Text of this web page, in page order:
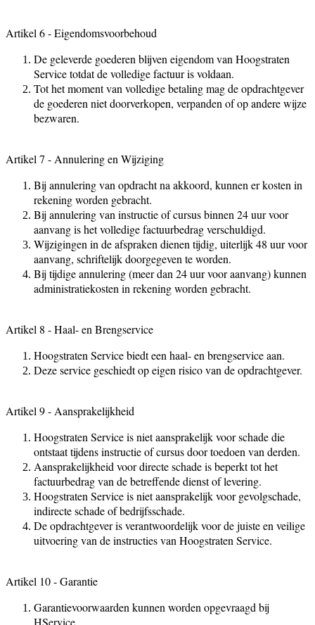
Artikel 6 - Eigendomsvoorbehoud
De geleverde goederen blijven eigendom van Hoogstraten
Service totdat de volledige factuur is voldaan.
Tot het moment van volledige betaling mag de opdrachtgever
de goederen niet doorverkopen, verpanden of op andere wijze
bezwaren.
Artikel 7 - Annulering en Wijziging
Bij annulering van opdracht na akkoord, kunnen er kosten in
rekening worden gebracht.
Bij annulering van instructie of cursus binnen 24 uur voor
aanvang is het volledige factuurbedrag verschuldigd.
Wijzigingen in de afspraken dienen tijdig, uiterlijk 48 uur voor
aanvang, schriftelijk doorgegeven te worden.
Bij tijdige annulering (meer dan 24 uur voor aanvang) kunnen
administratiekosten in rekening worden gebracht.
Artikel 8 - Haal- en Brengservice
Hoogstraten Service biedt een haal- en brengservice aan.
Deze service geschiedt op eigen risico van de opdrachtgever.
Artikel 9 - Aansprakelijkheid
Hoogstraten Service is niet aansprakelijk voor schade die
ontstaat tijdens instructie of cursus door toedoen van derden.
Aansprakelijkheid voor directe schade is beperkt tot het
factuurbedrag van de betreffende dienst of levering.
Hoogstraten Service is niet aansprakelijk voor gevolgschade,
indirecte schade of bedrijfsschade.
De opdrachtgever is verantwoordelijk voor de juiste en veilige
uitvoering van de instructies van Hoogstraten Service.
Artikel 10 - Garantie
Garantievoorwaarden kunnen worden opgevraagd bij
HService.